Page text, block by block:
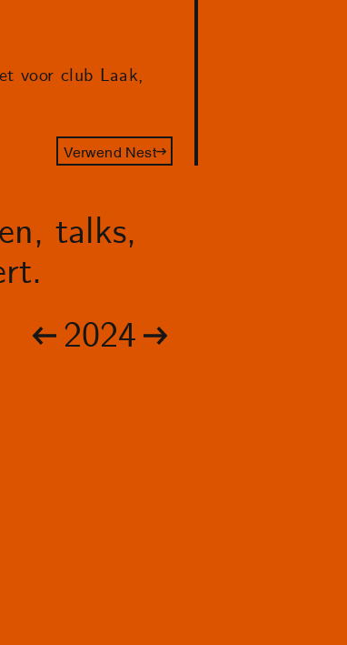
voor club Laak,
Verwend Nest
talks,
2024